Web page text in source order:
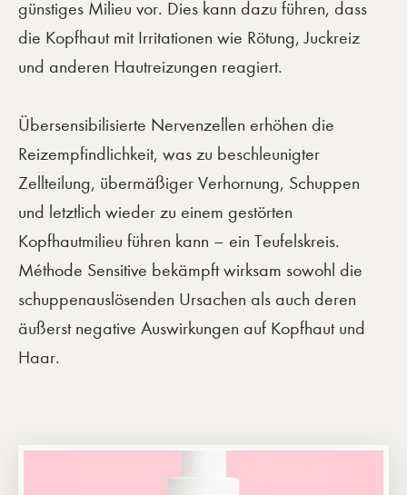
günstiges Milieu vor. Dies kann dazu führen, dass
die Kopfhaut mit Irritationen wie Rötung, Juckreiz
und anderen Hautreizungen reagiert.
Übersensibilisierte Nervenzellen erhöhen die
Reizempfindlichkeit, was zu beschleunigter
Zellteilung, übermäßiger Verhornung, Schuppen
und letztlich wieder zu einem gestörten
Kopfhautmilieu führen kann – ein Teufelskreis.
Méthode Sensitive bekämpft wirksam sowohl die
schuppenauslösenden Ursachen als auch deren
äußerst negative Auswirkungen auf Kopfhaut und
Haar.